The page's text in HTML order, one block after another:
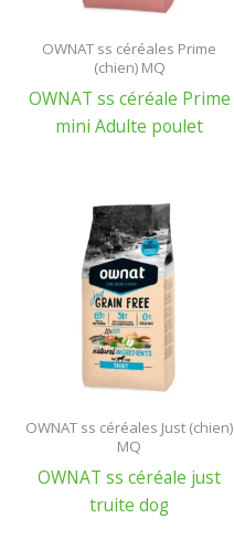
OWNAT ss céréales Prime
(chien) MQ
OWNAT ss céréale Prime
mini Adulte poulet
OWNAT ss céréales Just (chien)
MQ
OWNAT ss céréale just
truite dog